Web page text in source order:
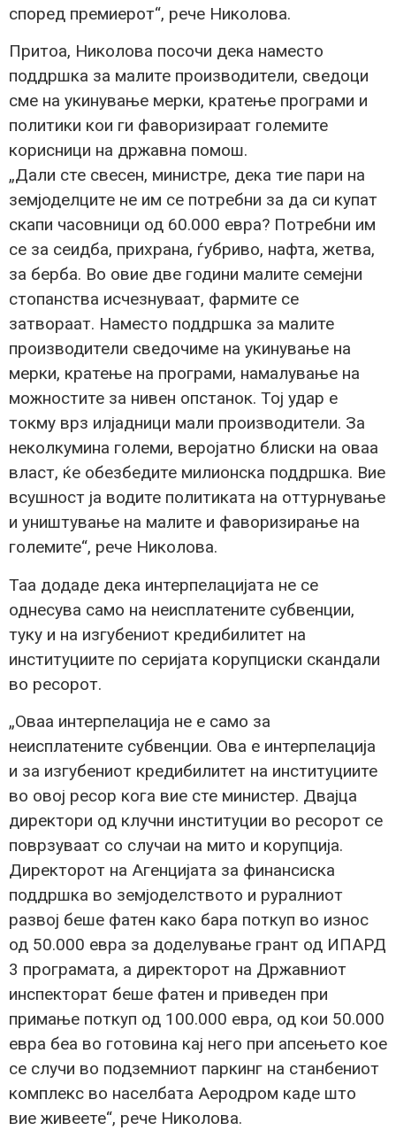
според премиерот“, рече Николова.
Притоа, Николова посочи дека наместо
поддршка за малите производители, сведоци
сме на укинување мерки, кратење програми и
политики кои ги фаворизираат големите
корисници на државна помош.
„Дали сте свесен, министре, дека тие пари на
земјоделците не им се потребни за да си купат
скапи часовници од 60.000 евра? Потребни им
се за сеидба, прихрана, ѓубриво, нафта, жетва,
за берба. Во овие две години малите семејни
стопанства исчезнуваат, фармите се
затвораат. Наместо поддршка за малите
производители сведочиме на укинување на
мерки, кратење на програми, намалување на
можностите за нивен опстанок. Тој удар е
токму врз илјадници мали производители. За
неколкумина големи, веројатно блиски на оваа
власт, ќе обезбедите милионска поддршка. Вие
всушност ја водите политиката на оттурнување
и уништување на малите и фаворизирање на
големите“, рече Николова.
Таа додаде дека интерпелацијата не се
однесува само на неисплатените субвенции,
туку и на изгубениот кредибилитет на
институциите по серијата корупциски скандали
во ресорот.
„Оваа интерпелација не е само за
неисплатените субвенции. Ова е интерпелација
и за изгубениот кредибилитет на институциите
во овој ресор кога вие сте министер. Двајца
директори од клучни институции во ресорот се
поврзуваат со случаи на мито и корупција.
Директорот на Агенцијата за финансиска
поддршка во земјоделството и руралниот
развој беше фатен како бара поткуп во износ
од 50.000 евра за доделување грант од ИПАРД
3 програмата, а директорот на Државниот
инспекторат беше фатен и приведен при
примање поткуп од 100.000 евра, од кои 50.000
евра беа во готовина кај него при апсењето кое
се случи во подземниот паркинг на станбениот
комплекс во населбата Аеродром каде што
вие живеете“, рече Николова.